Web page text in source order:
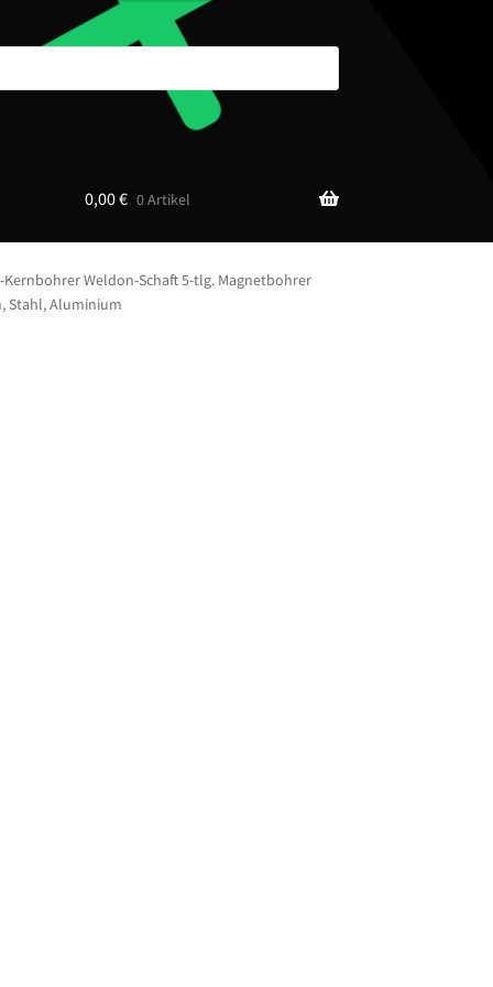
0,00€ 0 Artikel
Kernbohrer Weldon-Schaft 5-tlg. Magnetbohrer
Stahl, Aluminium